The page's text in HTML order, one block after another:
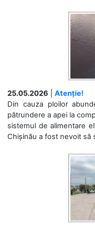
25.05.2026
Atenție!
Din cauza ploilor
pătrundere a apei la
sistemul de alimentare
Chișinău a fost nevoit să